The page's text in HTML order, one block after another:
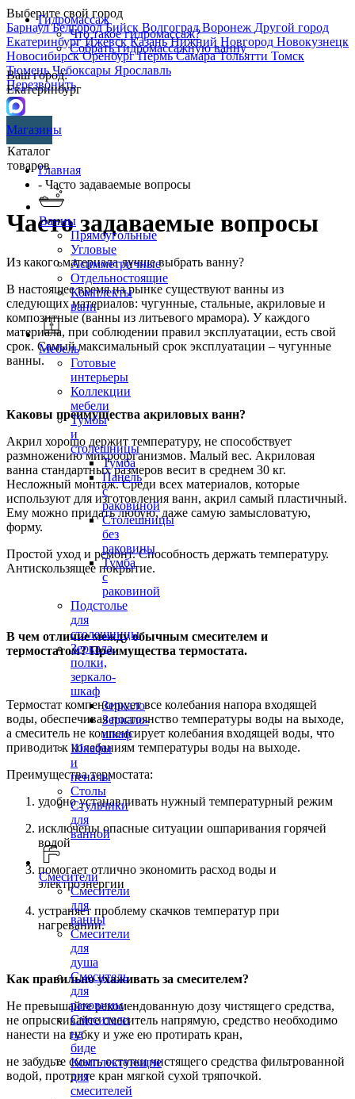
Выберите свой город
БарнаулБелгородБийск ВолгоградВоронеж Другой город
ЕкатеринбургИжевскКазаньНижний Новгород Новокузнецк
НовосибирскОренбургПермьСамараТольятти Томск
ТюменьЧебоксары Ярославль
Перезвонить
Гидромассаж
Что такое гидромассаж?
Собрать гидромассажную ванну
Ваш город:
Екатеринбург
Магазины
Каталог
товаров
Ванны
Прямоугольные
Угловые
Асимметричные
Отдельностоящие
Комплекты
ванн
Мебель
Готовые
интерьеры
Коллекции
мебели
Тумбы
и
столешницы
Тумба
Панель
с
раковиной
Столешницы
без
раковины
Тумба
с
раковиной
Подстолье
для
столешницы
Зеркала,
полки,
зеркало-
шкаф
Зеркало
Зеркало-
шкаф
Шкафы
и
пеналы
Столы
Стульчики
для
ванной
Смесители
Смесители
для
ванны
Смесители
для
душа
Смеситель
для
раковины
Смесители
на
биде
Комплектующие
для
смесителей
Главная
- Часто задаваемые вопросы
Часто задаваемые вопросы
Из какого материала лучше выбрать ванну?
В настоящее время на рынке существуют ванны из
следующих материалов: чугунные, стальные, акриловые и
композитные (ванны из литьевого мрамора). У каждого
материала, при соблюдении правил эксплуатации, есть свой
срок. Самый максимальный срок эксплуатации – чугунные
ванны.
Каковы преимущества акриловых ванн?
Акрил хорошо держит температуру, не способствует
размножению микроорганизмов. Малый вес. Акриловая
ванна стандартных размеров весит в среднем 30 кг.
Несложный монтаж. Среди всех материалов, которые
используют для изготовления ванн, акрил самый пластичный.
Ему можно придать любую, даже самую замысловатую,
форму.
Простой уход и ремонт. Способность держать температуру.
Антискользящее покрытие.
В чем отличие между обычным смесителем и
термостатом? Преимущества термостата.
Термостат компенсирует все колебания напора входящей
воды, обеспечивая постоянство температуры воды на выходе,
а смеситель не компенсирует колебания входящей воды, что
приводит к колебаниям температуры воды на выходе.
Преимущества термостата:
удобно устанавливать нужный температурный режим
исключены опасные ситуации ошпаривания горячей
водой
помогает отлично экономить расход воды и
электроэнергии
устраняет проблему скачков температур при
нагревании.
Как правильно ухаживать за смесителем?
Не превышайте рекомендованную дозу чистящего средства,
не опрыскивайте смеситель напрямую, средство необходимо
нанести на губку и уже ею протирать кран,
не забудьте смыть остатки чистящего средства фильтрованной
водой, протрите кран мягкой сухой тряпочкой.